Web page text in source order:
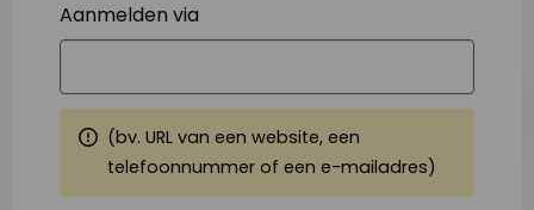
Aanmelden via
(bv. URL van een website, een
telefoonnummer of een e-mailadres)